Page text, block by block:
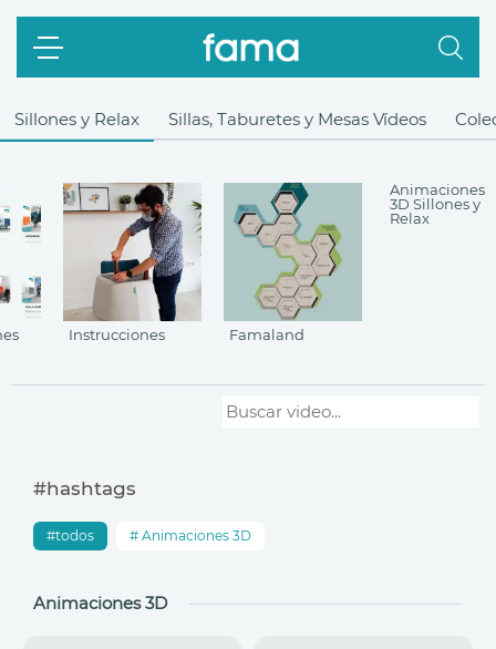
Sillones y Relax
Instrucciones Famaland
Animaciones
3D Sillones y
Relax
Sillas, Taburetes y Mesas Vídeos
#hashtags
todos Animaciones 3D
Animaciones 3D